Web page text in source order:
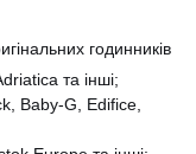
годинників
та інші;
Baby-G, Edifice,